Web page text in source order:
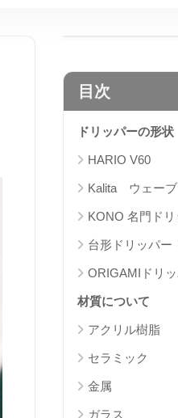
目次
ドリッパーの形状
HARIO V60
Kalita ウェーブ
KONO 名門ドリ
台形ドリッパー
ORIGAMIドリ
材質について
アクリル樹脂
セラミック
金属
ガラス